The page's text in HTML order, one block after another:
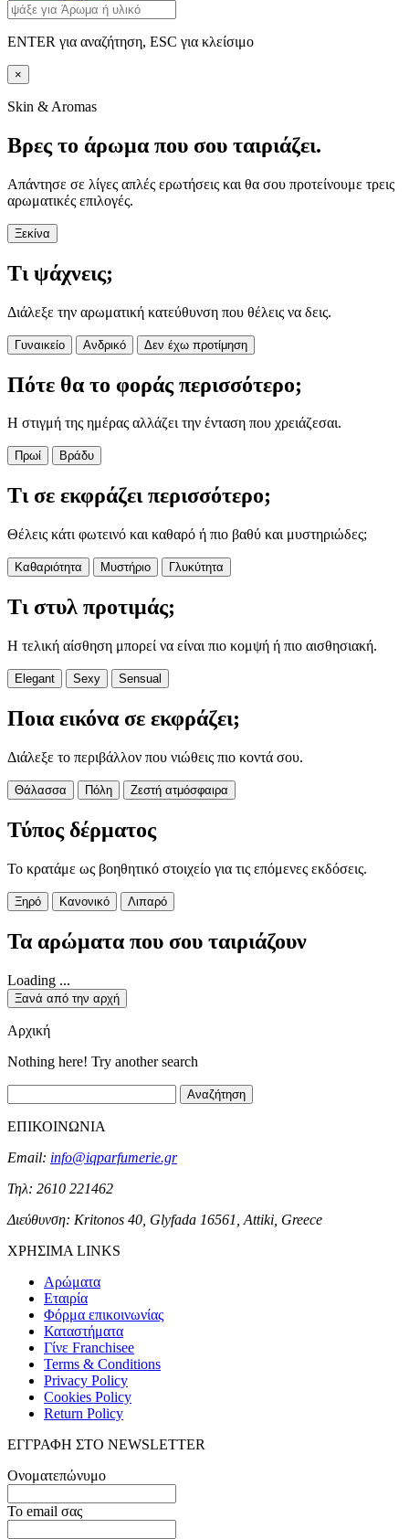
ENTER για αναζήτηση, ESC για κλείσιμο
×
Skin & Aromas
Βρες το άρωμα που σου ταιριάζει.
Απάντησε σε λίγες απλές ερωτήσεις και θα σου προτείνουμε τρεις
αρωματικές επιλογές.
Ξεκίνα
Τι ψάχνεις;
Διάλεξε την αρωματική κατεύθυνση που θέλεις να δεις.
Γυναικείο Ανδρικό Δεν έχω προτίμηση
Πότε θα το φοράς περισσότερο;
Η στιγμή της ημέρας αλλάζει την ένταση που χρειάζεσαι.
Πρωί Βράδυ
Τι σε εκφράζει περισσότερο;
Θέλεις κάτι φωτεινό και καθαρό ή πιο βαθύ και μυστηριώδες;
Καθαριότητα Μυστήριο Γλυκύτητα
Τι στυλ προτιμάς;
Η τελική αίσθηση μπορεί να είναι πιο κομψή ή πιο αισθησιακή.
Elegant Sexy Sensual
Ποια εικόνα σε εκφράζει;
Διάλεξε το περιβάλλον που νιώθεις πιο κοντά σου.
Θάλασσα Πόλη Ζεστή ατμόσφαιρα
Τύπος δέρματος
Το κρατάμε ως βοηθητικό στοιχείο για τις επόμενες εκδόσεις.
Ξηρό Κανονικό Λιπαρό
Τα αρώματα που σου ταιριάζουν
Loading ...
Ξανά από την αρχή
Αρχική
Nothing here! Try another search
Αναζήτηση
ΕΠΙΚΟΙΝΩΝΙΑ
Email: info@iqparfumerie.gr
Τηλ: 2610 221462
Διεύθυνση: Kritonos 40, Glyfada 16561, Attiki, Greece
ΧΡΗΣΙΜΑ LINKS
Αρώματα
Εταιρία
Φόρμα επικοινωνίας
Καταστήματα
Γίνε Franchisee
Terms & Conditions
Privacy Policy
Cookies Policy
Return Policy
ΕΓΓΡΑΦΗ ΣΤΟ NEWSLETTER
Ονοματεπώνυμο
Το email σας